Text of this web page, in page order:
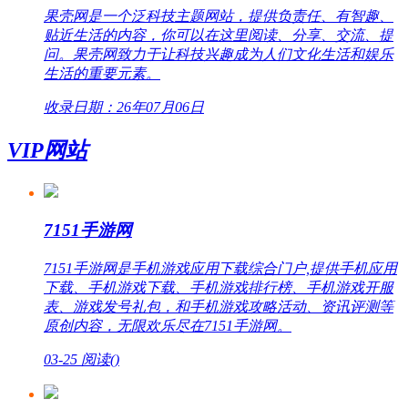
果壳网是一个泛科技主题网站，提供负责任、有智趣、
贴近生活的内容，你可以在这里阅读、分享、交流、提
问。果壳网致力于让科技兴趣成为人们文化生活和娱乐
生活的重要元素。
收录日期：26年07月06日
VIP网站
7151手游网
7151手游网是手机游戏应用下载综合门户,提供手机应用
下载、手机游戏下载、手机游戏排行榜、手机游戏开服
表、游戏发号礼包，和手机游戏攻略活动、资讯评测等
原创内容，无限欢乐尽在7151手游网。
03-25 阅读()